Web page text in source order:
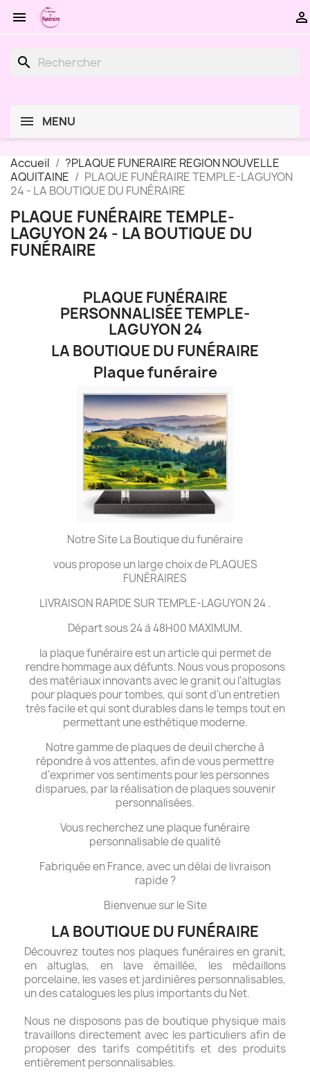
 
search
MENU
Accueil
?PLAQUE FUNERAIRE REGION NOUVELLE
AQUITAINE
PLAQUE FUNÉRAIRE TEMPLE-LAGUYON
24 - LA BOUTIQUE DU FUNÉRAIRE
PLAQUE FUNÉRAIRE TEMPLE-
LAGUYON 24 - LA BOUTIQUE DU
FUNÉRAIRE
PLAQUE FUNÉRAIRE
PERSONNALISÉE TEMPLE-
LAGUYON 24
LA BOUTIQUE DU FUNÉRAIRE
Plaque funéraire
Notre Site La Boutique du funéraire
vous propose un large choix de PLAQUES
FUNÉRAIRES
LIVRAISON RAPIDE SUR TEMPLE-LAGUYON 24 .
Départ sous 24 à 48H00 MAXIMUM.
la plaque funéraire est un article qui permet de
rendre hommage aux défunts. Nous vous proposons
des matériaux innovants avec le granit ou l'altuglas
pour plaques pour tombes, qui sont d'un entretien
très facile et qui sont durables dans le temps tout en
permettant une esthétique moderne.
Notre gamme de plaques de deuil cherche à
répondre à vos attentes, afin de vous permettre
d'exprimer vos sentiments pour les personnes
disparues, par la réalisation de plaques souvenir
personnalisées.
Vous recherchez une plaque funéraire
personnalisable de qualité
Fabriquée en France, avec un délai de livraison
rapide ?
Bienvenue sur le Site
LA BOUTIQUE DU FUNÉRAIRE
Découvrez toutes nos plaques funéraires en granit,
en altuglas, en lave émaillée, les médaillons
porcelaine, les vases et jardinières personnalisables,
un des catalogues les plus importants du Net.
Nous ne disposons pas de boutique physique mais
travaillons directement avec les particuliers afin de
proposer des tarifs compétitifs et des produits
entièrement personnalisables.